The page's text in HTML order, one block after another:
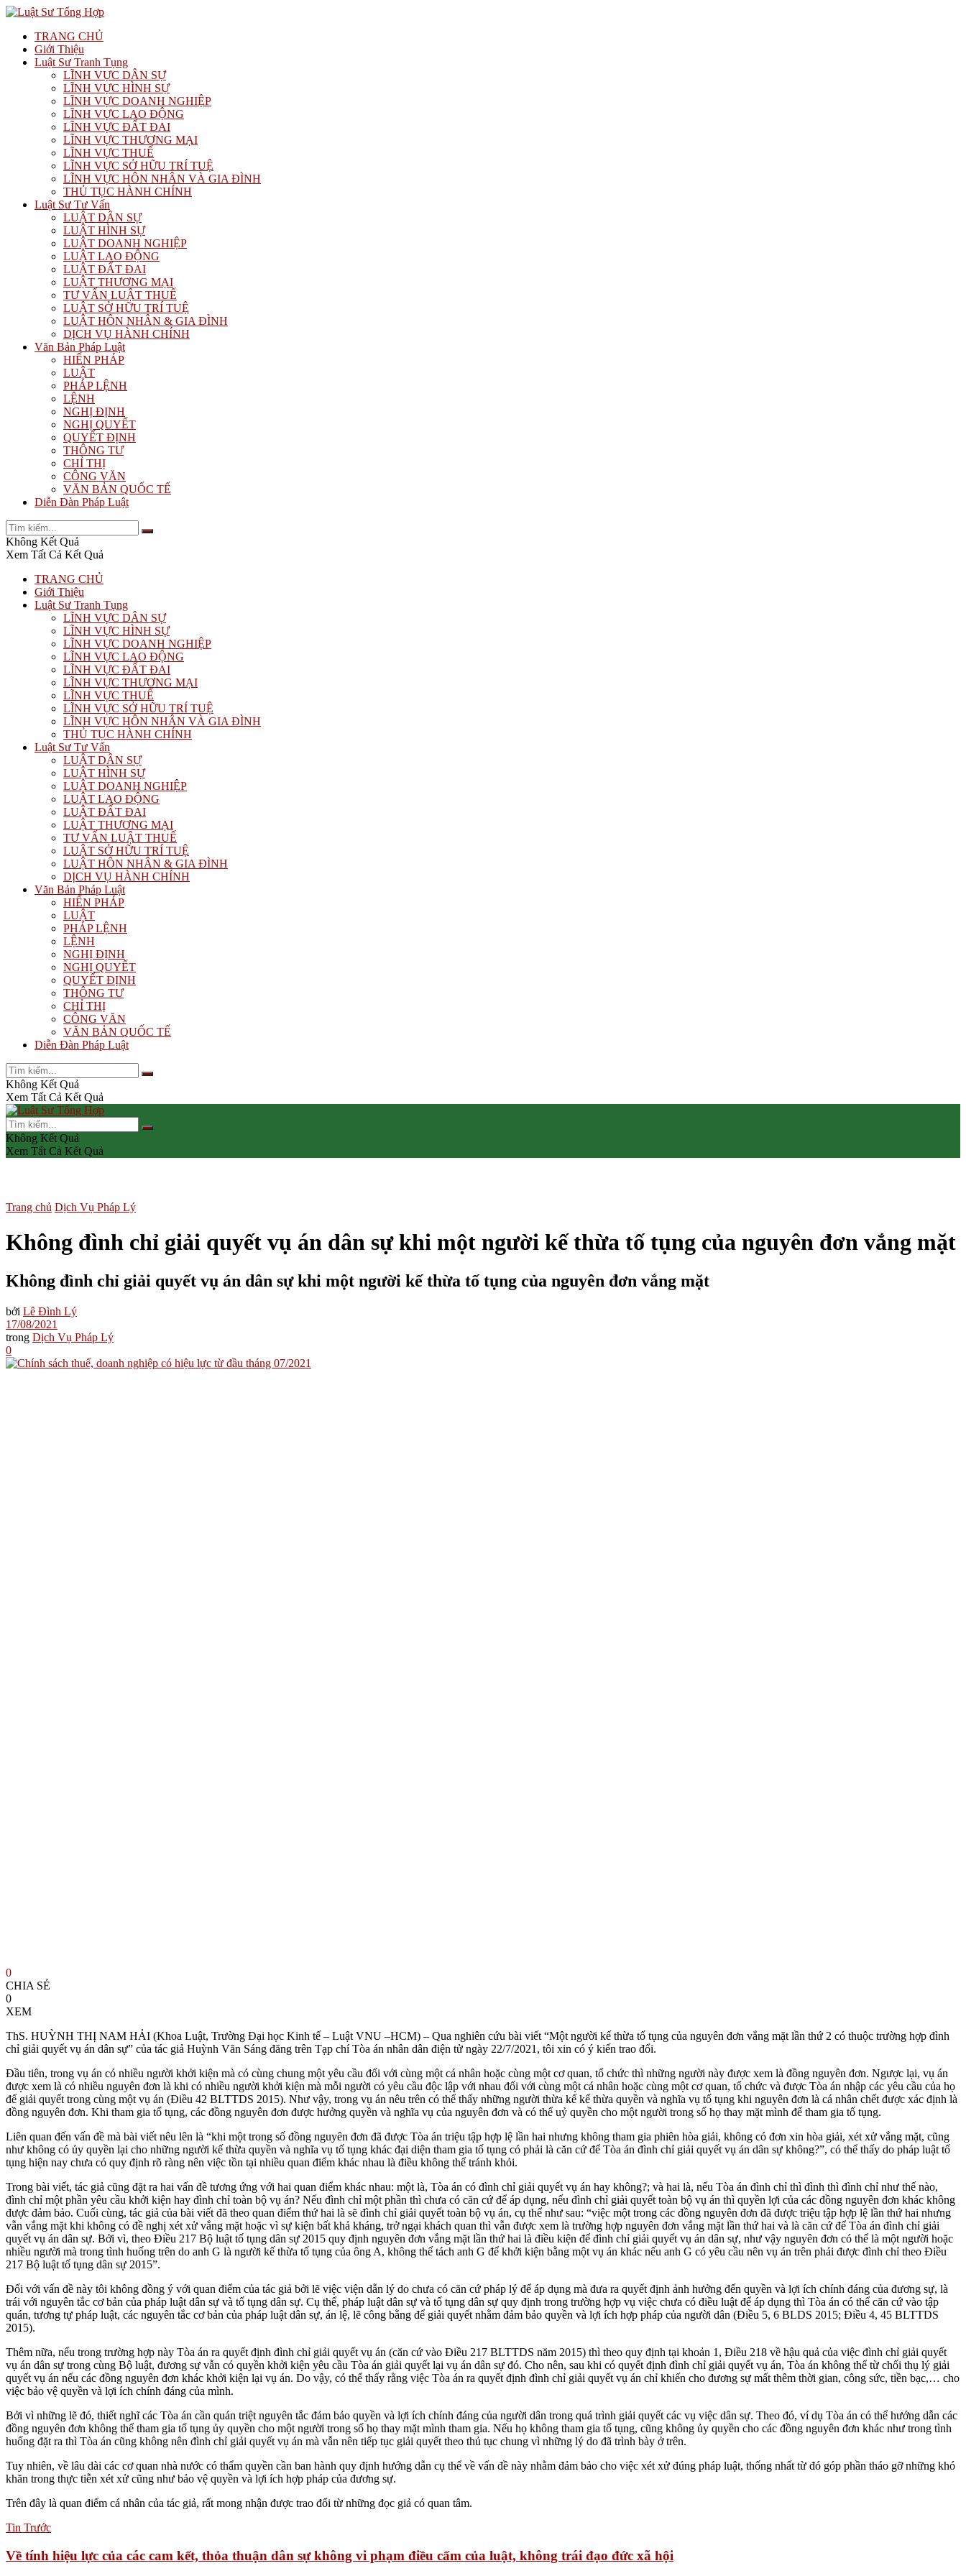
TRANG CHỦ
Giới Thiệu
Luật Sư Tranh Tụng
LĨNH VỰC DÂN SỰ
LĨNH VỰC HÌNH SỰ
LĨNH VỰC DOANH NGHIỆP
LĨNH VỰC LAO ĐỘNG
LĨNH VỰC ĐẤT ĐAI
LĨNH VỰC THƯƠNG MẠI
LĨNH VỰC THUẾ
LĨNH VỰC SỞ HỮU TRÍ TUỆ
LĨNH VỰC HÔN NHÂN VÀ GIA ĐÌNH
THỦ TỤC HÀNH CHÍNH
Luật Sư Tư Vấn
LUẬT DÂN SỰ
LUẬT HÌNH SỰ
LUẬT DOANH NGHIỆP
LUẬT LAO ĐỘNG
LUẬT ĐẤT ĐAI
LUẬT THƯƠNG MẠI
TƯ VẤN LUẬT THUẾ
LUẬT SỞ HỮU TRÍ TUỆ
LUẬT HÔN NHÂN & GIA ĐÌNH
DỊCH VỤ HÀNH CHÍNH
Văn Bản Pháp Luật
HIẾN PHÁP
LUẬT
PHÁP LỆNH
LỆNH
NGHỊ ĐỊNH
NGHỊ QUYẾT
QUYẾT ĐỊNH
THÔNG TƯ
CHỈ THỊ
CÔNG VĂN
VĂN BẢN QUỐC TẾ
Diễn Đàn Pháp Luật
Không Kết Quả
Xem Tất Cả Kết Quả
TRANG CHỦ
Giới Thiệu
Luật Sư Tranh Tụng
LĨNH VỰC DÂN SỰ
LĨNH VỰC HÌNH SỰ
LĨNH VỰC DOANH NGHIỆP
LĨNH VỰC LAO ĐỘNG
LĨNH VỰC ĐẤT ĐAI
LĨNH VỰC THƯƠNG MẠI
LĨNH VỰC THUẾ
LĨNH VỰC SỞ HỮU TRÍ TUỆ
LĨNH VỰC HÔN NHÂN VÀ GIA ĐÌNH
THỦ TỤC HÀNH CHÍNH
Luật Sư Tư Vấn
LUẬT DÂN SỰ
LUẬT HÌNH SỰ
LUẬT DOANH NGHIỆP
LUẬT LAO ĐỘNG
LUẬT ĐẤT ĐAI
LUẬT THƯƠNG MẠI
TƯ VẤN LUẬT THUẾ
LUẬT SỞ HỮU TRÍ TUỆ
LUẬT HÔN NHÂN & GIA ĐÌNH
DỊCH VỤ HÀNH CHÍNH
Văn Bản Pháp Luật
HIẾN PHÁP
LUẬT
PHÁP LỆNH
LỆNH
NGHỊ ĐỊNH
NGHỊ QUYẾT
QUYẾT ĐỊNH
THÔNG TƯ
CHỈ THỊ
CÔNG VĂN
VĂN BẢN QUỐC TẾ
Diễn Đàn Pháp Luật
Không Kết Quả
Xem Tất Cả Kết Quả
Không Kết Quả
Xem Tất Cả Kết Quả
Trang chủ Dịch Vụ Pháp Lý
Không đình chỉ giải quyết vụ án dân sự khi một người kế thừa tố tụng của nguyên đơn vắng mặt
Không đình chỉ giải quyết vụ án dân sự khi một người kế thừa tố tụng của nguyên đơn vắng mặt
bởi Lê Đình Lý
17/08/2021
trong Dịch Vụ Pháp Lý
0
0
CHIA SẺ
0
XEM
ThS. HUỲNH THỊ NAM HẢI (Khoa Luật, Trường Đại học Kinh tế – Luật VNU –HCM) – Qua nghiên cứu bài viết “Một người kế thừa tố tụng của nguyên đơn vắng mặt lần thứ 2 có thuộc trường hợp đình
chỉ giải quyết vụ án dân sự” của tác giả Huỳnh Văn Sáng đăng trên Tạp chí Tòa án nhân dân điện tử ngày 22/7/2021, tôi xin có ý kiến trao đổi.
Đầu tiên, trong vụ án có nhiều người khởi kiện mà có cùng chung một yêu cầu đối với cùng một cá nhân hoặc cùng một cơ quan, tổ chức thì những người này được xem là đồng nguyên đơn. Ngược lại, vụ án
được xem là có nhiều nguyên đơn là khi có nhiều người khởi kiện mà mỗi người có yêu cầu độc lập với nhau đối với cùng một cá nhân hoặc cùng một cơ quan, tổ chức và được Tòa án nhập các yêu cầu của họ
để giải quyết trong cùng một vụ án (Điều 42 BLTTDS 2015). Như vậy, trong vụ án nêu trên có thể thấy những người thừa kế kế thừa quyền và nghĩa vụ tố tụng khi nguyên đơn là cá nhân chết được xác định là
đồng nguyên đơn. Khi tham gia tố tụng, các đồng nguyên đơn được hưởng quyền và nghĩa vụ của nguyên đơn và có thể uỷ quyền cho một người trong số họ thay mặt mình để tham gia tố tụng.
Liên quan đến vấn đề mà bài viết nêu lên là “khi một trong số đồng nguyên đơn đã được Tòa án triệu tập hợp lệ lần hai nhưng không tham gia phiên hòa giải, không có đơn xin hòa giải, xét xử vắng mặt, cũng
như không có ủy quyền lại cho những người kế thừa quyền và nghĩa vụ tố tụng khác đại diện tham gia tố tụng có phải là căn cứ để Tòa án đình chỉ giải quyết vụ án dân sự không?”, có thể thấy do pháp luật tố
tụng hiện nay chưa có quy định rõ ràng nên việc tồn tại nhiều quan điểm khác nhau là điều không thể tránh khỏi.
Trong bài viết, tác giả cũng đặt ra hai vấn đề tương ứng với hai quan điểm khác nhau: một là, Tòa án có đình chỉ giải quyết vụ án hay không?; và hai là, nếu Tòa án đình chỉ thì đình thì đình chỉ như thế nào,
đình chỉ một phần yêu cầu khởi kiện hay đình chỉ toàn bộ vụ án? Nếu đình chỉ một phần thì chưa có căn cứ để áp dụng, nếu đình chỉ giải quyết toàn bộ vụ án thì quyền lợi của các đồng nguyên đơn khác không
được đảm bảo. Cuối cùng, tác giả của bài viết đã theo quan điểm thứ hai là sẽ đình chỉ giải quyết toàn bộ vụ án, cụ thể như sau: “việc một trong các đồng nguyên đơn đã được triệu tập hợp lệ lần thứ hai nhưng
vẫn vắng mặt khi không có đề nghị xét xử vắng mặt hoặc vì sự kiện bất khả kháng, trở ngại khách quan thì vẫn được xem là trường hợp nguyên đơn vắng mặt lần thứ hai và là căn cứ để Tòa án đình chỉ giải
quyết vụ án dân sự. Bởi vì, theo Điều 217 Bộ luật tố tụng dân sự 2015 quy định nguyên đơn vắng mặt lần thứ hai là điều kiện để đình chỉ giải quyết vụ án dân sự, như vậy nguyên đơn có thể là một người hoặc
nhiều người mà trong tình huống trên do anh G là người kế thừa tố tụng của ông A, không thể tách anh G để khởi kiện bằng một vụ án khác nếu anh G có yêu cầu nên vụ án trên phải được đình chỉ theo Điều
217 Bộ luật tố tụng dân sự 2015”.
Đối với vấn đề này tôi không đồng ý với quan điểm của tác giả bởi lẽ việc viện dẫn lý do chưa có căn cứ pháp lý để áp dụng mà đưa ra quyết định ảnh hưởng đến quyền và lợi ích chính đáng của đương sự, là
trái với nguyên tắc cơ bản của pháp luật dân sự và tố tụng dân sự. Cụ thể, pháp luật dân sự và tố tụng dân sự quy định trong trường hợp vụ việc chưa có điều luật để áp dụng thì Tòa án có thể căn cứ vào tập
quán, tương tự pháp luật, các nguyên tắc cơ bản của pháp luật dân sự, án lệ, lẽ công bằng để giải quyết nhằm đảm bảo quyền và lợi ích hợp pháp của người dân (Điều 5, 6 BLDS 2015; Điều 4, 45 BLTTDS
2015).
Thêm nữa, nếu trong trường hợp này Tòa án ra quyết định đình chỉ giải quyết vụ án (căn cứ vào Điều 217 BLTTDS năm 2015) thì theo quy định tại khoản 1, Điều 218 về hậu quả của việc đình chỉ giải quyết
vụ án dân sự trong cùng Bộ luật, đương sự vẫn có quyền khởi kiện yêu cầu Tòa án giải quyết lại vụ án dân sự đó. Cho nên, sau khi có quyết định đình chỉ giải quyết vụ án, Tòa án không thể từ chối thụ lý giải
quyết vụ án nếu các đồng nguyên đơn khác khởi kiện lại vụ án. Do vậy, có thể thấy rằng việc Tòa án ra quyết định đình chỉ giải quyết vụ án chỉ khiến cho đương sự mất thêm thời gian, công sức, tiền bạc,… cho
việc bảo vệ quyền và lợi ích chính đáng của mình.
Bởi vì những lẽ đó, thiết nghĩ các Tòa án cần quán triệt nguyên tắc đảm bảo quyền và lợi ích chính đáng của người dân trong quá trình giải quyết các vụ việc dân sự. Theo đó, ví dụ Tòa án có thể hướng dẫn các
đồng nguyên đơn không thể tham gia tố tụng ủy quyền cho một người trong số họ thay mặt mình tham gia. Nếu họ không tham gia tố tụng, cũng không ủy quyền cho các đồng nguyên đơn khác như trong tình
huống đặt ra thì Tòa án cũng không nên đình chỉ giải quyết vụ án mà vẫn nên tiếp tục giải quyết theo thủ tục chung vì những lý do đã trình bày ở trên.
Tuy nhiên, về lâu dài các cơ quan nhà nước có thẩm quyền cần ban hành quy định hướng dẫn cụ thể về vấn đề này nhằm đảm bảo cho việc xét xử đúng pháp luật, thống nhất từ đó góp phần tháo gỡ những khó
khăn trong thực tiễn xét xử cũng như bảo vệ quyền và lợi ích hợp pháp của đương sự.
Trên đây là quan điểm cá nhân của tác giả, rất mong nhận được trao đổi từ những đọc giả có quan tâm.
Tin Trước
Về tính hiệu lực của các cam kết, thỏa thuận dân sự không vi phạm điều cấm của luật, không trái đạo đức xã hội